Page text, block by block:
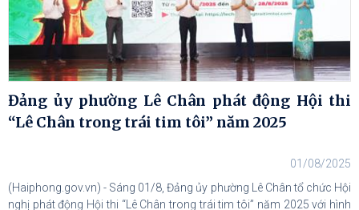
Đảng ủy phường Lê Chân phát động Hội thi
“Lê Chân trong trái tim tôi” năm 2025
01/08/2025
(Haiphong.gov.vn) - Sáng 01/8, Đảng ủy phường Lê Chân tổ chức Hội
nghị phát động Hội thi “Lê Chân trong trái tim tôi” năm 2025 với hình